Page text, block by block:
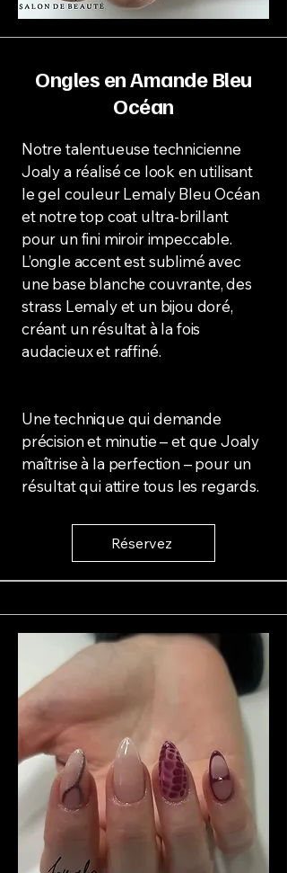
Ongles en Amande Bleu
Océan
Notre talentueuse technicienne
Joaly a réalisé ce look en utilisant
le gel couleur Lemaly Bleu Océan
et notre top coat ultra-brillant
pour un fini miroir impeccable.
L’ongle accent est sublimé avec
une base blanche couvrante, des
strass Lemaly et un bijou doré,
créant un résultat à la fois
audacieux et raffiné.
Une technique qui demande
précision et minutie – et que Joaly
maîtrise à la perfection – pour un
résultat qui attire tous les regards.
Réservez